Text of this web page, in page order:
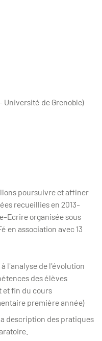
Université de Grenoble)
poursuivre et affiner
recueillies en 2013-
Ecrire organisée sous
en association avec 13
l'analyse de l'évolution
des élèves
et fin du cours
première année)
description des pratiques